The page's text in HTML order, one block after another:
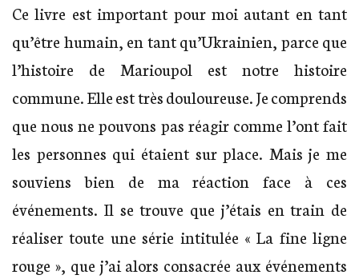
Ce livre est important pour moi autant en tant
qu’être humain, en tant qu’Ukrainien, parce que
l’histoire de Marioupol est notre histoire
commune. Elle est très douloureuse. Je comprends
que nous ne pouvons pas réagir comme l’ont fait
les personnes qui étaient sur place. Mais je me
souviens bien de ma réaction face à ces
événements. Il se trouve que j’étais en train de
réaliser toute une série intitulée « La fine ligne
rouge », que j’ai alors consacrée aux événements